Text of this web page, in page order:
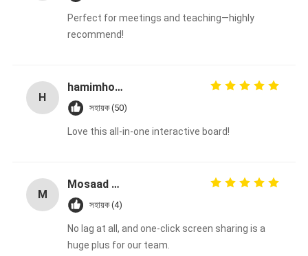
Perfect for meetings and teaching—highly
recommend!
H
hamimhosen
সহায়ক (50)
Love this all-in-one interactive board!
M
Mosaad Osami
সহায়ক (4)
No lag at all, and one-click screen sharing is a
huge plus for our team.